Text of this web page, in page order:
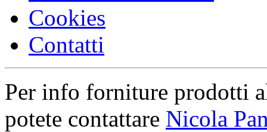
Cookies
Contatti
Per info forniture prodotti
potete contattare Nicola